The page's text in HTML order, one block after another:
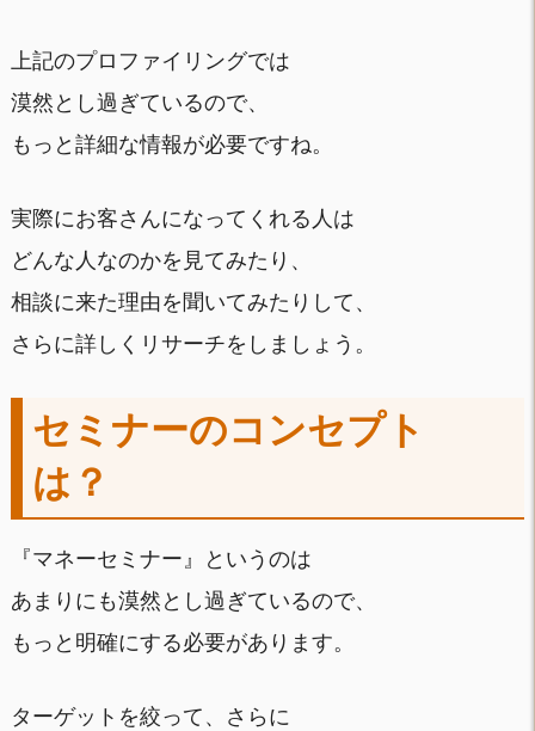
上記のプロファイリングでは
漠然とし過ぎているので、
もっと詳細な情報が必要ですね。
実際にお客さんになってくれる人は
どんな人なのかを見てみたり、
相談に来た理由を聞いてみたりして、
さらに詳しくリサーチをしましょう。
セミナーのコンセプト
は？
『マネーセミナー』というのは
あまりにも漠然とし過ぎているので、
もっと明確にする必要があります。
ターゲットを絞って、さらに